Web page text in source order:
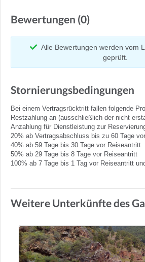
Bewertungen (0)
Alle Bewertungen werden vom
geprüft.
Stornierungsbedingungen
Bei einem Vertragsrücktritt fallen folgende
Restzahlung an (ausschließlich der nicht
Anzahlung für Dienstleistung zur
20% ab Vertragsabschluss bis zu 60 Tage
40% ab 59 Tage bis 30 Tage vor Reiseantritt
50% ab 29 Tage bis 8 Tage vor Reiseantritt
100% ab 7 Tage bis 1 Tag vor Reiseantritt
Weitere Unterkünfte des